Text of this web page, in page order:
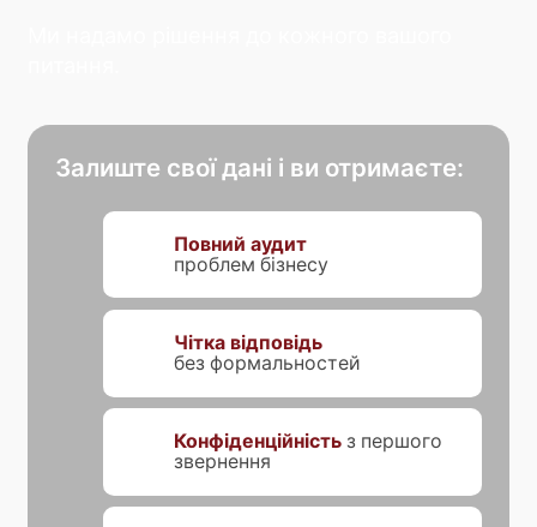
Залиште свої дані і ви отримаєте:
Повний аудит
проблем бізнесу
Чітка відповідь
без формальностей
Конфіденційністьз першого
звернення